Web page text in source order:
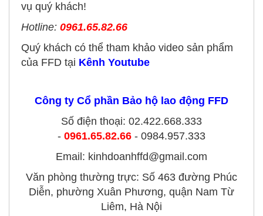
vụ quý khách!
Hotline: 0961.65.82.66
Quý khách có thể tham khảo video sản phẩm
của FFD tại Kênh Youtube
Công ty Cổ phần Bảo hộ lao động FFD
Số điện thoại: 02.422.668.333
- 0961.65.82.66 - 0984.957.333
Email: kinhdoanhffd@gmail.com
Văn phòng thường trực: Số 463 đường Phúc
Diễn, phường Xuân Phương, quận Nam Từ
Liêm, Hà Nội